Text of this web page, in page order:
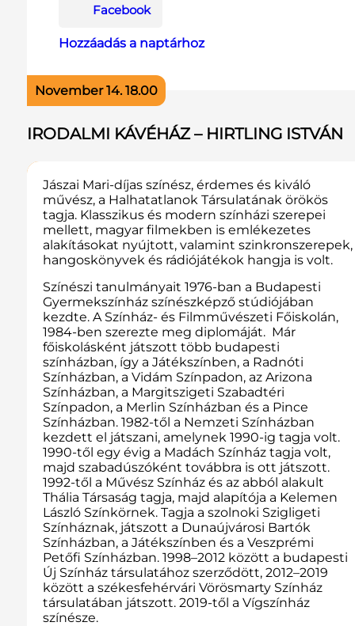
November 14. 18.00
Facebook
Hozzáadás a naptárhoz
IRODALMI KÁVÉHÁZ – HIRTLING ISTVÁN
Jászai Mari-díjas színész, érdemes és kiváló
művész, a Halhatatlanok Társulatának örökös
tagja. Klasszikus és modern színházi szerepei
mellett, magyar filmekben is emlékezetes
alakításokat nyújtott, valamint szinkronszerepek,
hangoskönyvek és rádiójátékok hangja is volt.
Színészi tanulmányait 1976-ban a Budapesti
Gyermekszínház színészképző stúdiójában
kezdte. A Színház- és Filmművészeti Főiskolán,
1984-ben szerezte meg diplomáját. Már
főiskolásként játszott több budapesti
színházban, így a Játékszínben, a Radnóti
Színházban, a Vidám Színpadon, az Arizona
Színházban, a Margitszigeti Szabadtéri
Színpadon, a Merlin Színházban és a Pince
Színházban. 1982-től a Nemzeti Színházban
kezdett el játszani, amelynek 1990-ig tagja volt.
1990-től egy évig a Madách Színház tagja volt,
majd szabadúszóként továbbra is ott játszott.
1992-től a Művész Színház és az abból alakult
Thália Társaság tagja, majd alapítója a Kelemen
László Színkörnek. Tagja a szolnoki Szigligeti
Színháznak, játszott a Dunaújvárosi Bartók
Színházban, a Játékszínben és a Veszprémi
Petőfi Színházban. 1998–2012 között a budapesti
Új Színház társulatához szerződött, 2012–2019
között a székesfehérvári Vörösmarty Színház
társulatában játszott. 2019-től a Vígszínház
színésze.